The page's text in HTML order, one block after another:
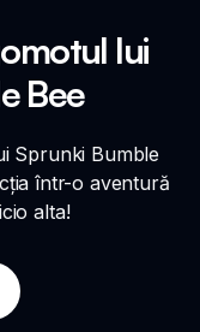
lui
Bee
Sprunki Bumble
într-o aventură
alta!